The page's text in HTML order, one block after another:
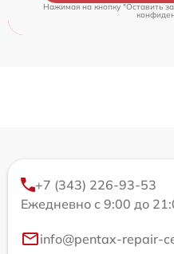
Нажимая на кнопку "Оставить
+7 (343) 226-93-53
Ежедневно с 9:00 до
info@pentax-repair-